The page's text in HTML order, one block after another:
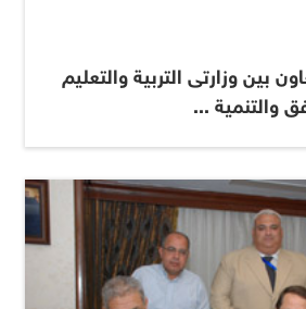
بين وزارتى التربية والتعليم
والتنمية ...